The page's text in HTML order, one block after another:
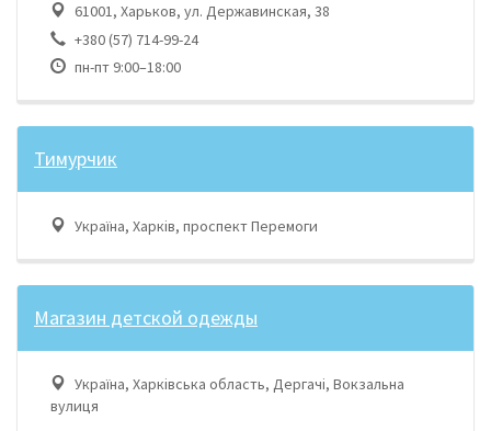
61001, Харьков, ул. Державинская, 38
+380 (57) 714-99-24
пн-пт 9:00–18:00
Тимурчик
Україна, Харків, проспект Перемоги
Магазин детской одежды
Україна, Харківська область, Дергачі, Вокзальна
вулиця